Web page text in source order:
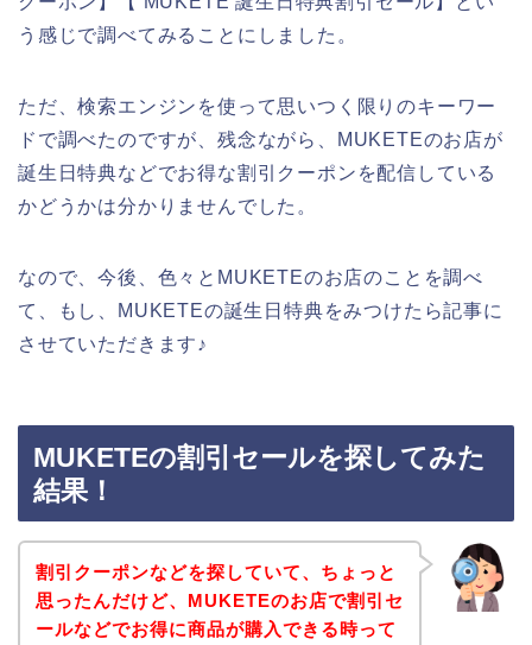
う感じで調べてみることにしました。
ただ、検索エンジンを使って思いつく限りのキーワー
ドで調べたのですが、残念ながら、MUKETEのお店が
誕生日特典などでお得な割引クーポンを配信している
かどうかは分かりませんでした。
なので、今後、色々とMUKETEのお店のことを調べ
て、もし、MUKETEの誕生日特典をみつけたら記事に
させていただきます♪
MUKETEの割引セールを探してみた
結果！
割引クーポンなどを探していて、ちょっと
思ったんだけど、MUKETEのお店で割引セ
ールなどでお得に商品が購入できる時って